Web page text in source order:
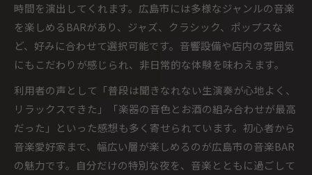
時間を演出してくれます。広島市には多様なジャンルの音楽
を楽しめるBARがあり、ジャズ、クラシック、ポップスな
ど、好みに合わせて選択可能です。音響設備や店内の雰囲気
にもこだわりが感じられ、非日常的な体験を味わえます。
利用者の声として「普段は聞きなれない生演奏が心地よく、
リラックスできた」「楽器の音色とお酒の組み合わせが最高
だった」といった感想も多く寄せられています。初心者から
音楽愛好家まで、幅広い層が楽しめるのが広島市の音楽BAR
の魅力です。自分だけの特別な夜を、音楽とともに過ごして